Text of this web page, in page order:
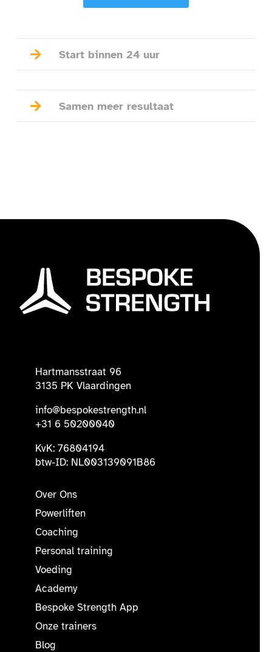
 Start binnen 24 uur
 Samen meer resultaat
Hartmansstraat 96
3135 PK Vlaardingen
info@bespokestrength.nl
+31 6 50200040
KvK: 76804194
btw-ID: NL003139091B86
Over Ons
Powerliften
Coaching
Personal training
Voeding
Academy
Bespoke Strength App
Onze trainers
Blog